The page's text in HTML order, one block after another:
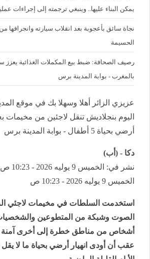
يمكن البناء عليها.. وينبغي ترجمته إلى إجراءات
نجاة سائق بأعجوبة بعد انقلاب سيارته وانجرافها
الحسيمة
رصيف الصحافة: ضبط بيع المكملات الغذائية يعزز
بالمغرب - بوابة المدينة برس
عزيزي الزائر أهلا وسهلا بك في موقع
اليوم بنجلاديش تنقل لاجئين من مخيمات
أرضي بحياة 5 أطفال - بوابة المدينة برس
دكا - (أب)
نشر في:
الخميس 9 يوليه 2026 - 10:23 ص
استخدمت السلطات في مخيمات لاجئي
الصوت وشبكة من المتطوعين
أشخاص من مناطق خطرة إلى أخرى آمنة